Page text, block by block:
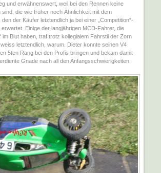
und erwähnenswert, weil bei den Rennen keine
die wie früher noch Ähnlichkeit mit dem
der Käufer letztendlich ja bei einer „Competition“-
Einige der langjährigen MCD-Fahrer, die
im Blut haben, traf trotz kollegialem Fahrstil der Zorn
letztendlich, warum. Dieter konnte seinen V4
5ten Rang bei den Profis bringen und bekam damit
Gnade nach all den Anfangsschwierigkeiten.